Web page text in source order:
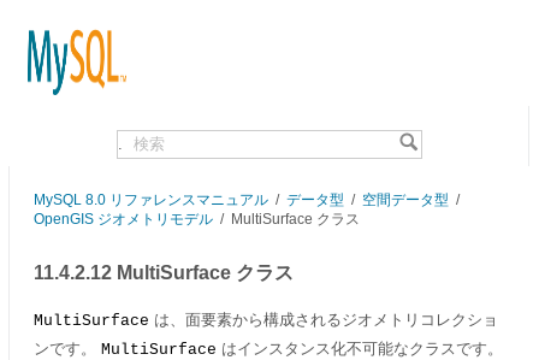
MySQL 8.0 リファレンスマニュアル / データ型 / 空間データ型 /
OpenGIS ジオメトリモデル / MultiSurface クラス
11.4.2.12 MultiSurface クラス
MultiSurface は、面要素から構成されるジオメトリコレクショ
ンです。 MultiSurface はインスタンス化不可能なクラスです。